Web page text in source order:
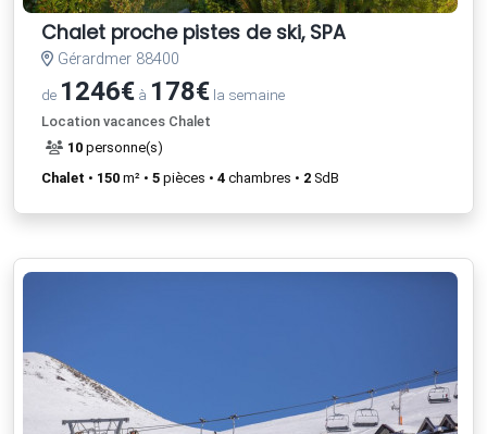
Chalet proche pistes de ski, SPA
Gérardmer 88400
de 1246€ à 178€ la semaine
Location vacances Chalet
10 personne(s)
Chalet • 150 m² • 5 pièces • 4 chambres • 2 SdB